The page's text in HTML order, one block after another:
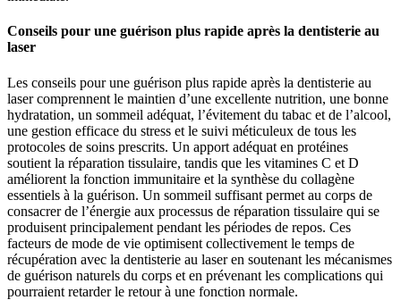
Conseils pour une guérison plus rapide après la dentisterie au
laser
Les conseils pour une guérison plus rapide après la dentisterie au
laser comprennent le maintien d’une excellente nutrition, une bonne
hydratation, un sommeil adéquat, l’évitement du tabac et de l’alcool,
une gestion efficace du stress et le suivi méticuleux de tous les
protocoles de soins prescrits. Un apport adéquat en protéines
soutient la réparation tissulaire, tandis que les vitamines C et D
améliorent la fonction immunitaire et la synthèse du collagène
essentiels à la guérison. Un sommeil suffisant permet au corps de
consacrer de l’énergie aux processus de réparation tissulaire qui se
produisent principalement pendant les périodes de repos. Ces
facteurs de mode de vie optimisent collectivement le temps de
récupération avec la dentisterie au laser en soutenant les mécanismes
de guérison naturels du corps et en prévenant les complications qui
pourraient retarder le retour à une fonction normale.